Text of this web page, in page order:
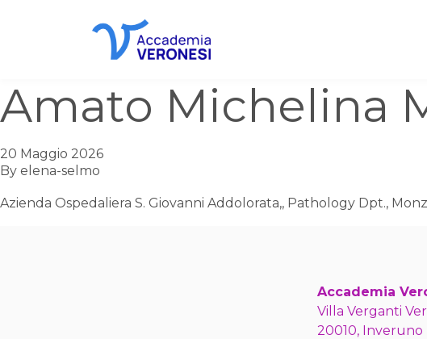
Amato Michelina
20 Maggio 2026
By elena-selmo
Azienda Ospedaliera S. Giovanni Addolorata,, Pathology Dpt.,
Accademia
Villa Verganti
20010, Inveruno